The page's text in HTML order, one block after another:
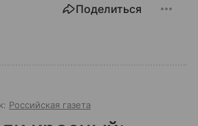
Поделиться
Российская газета